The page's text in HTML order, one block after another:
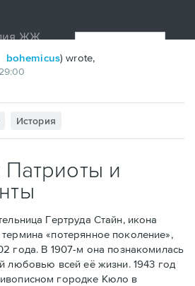
bohemicus) wrote,
История
и
Гертруда Стайн, икона
«потерянное поколение»,
года. В 1907-м она познакомилась
любовью всей её жизни. 1943 год
городке Кюло в